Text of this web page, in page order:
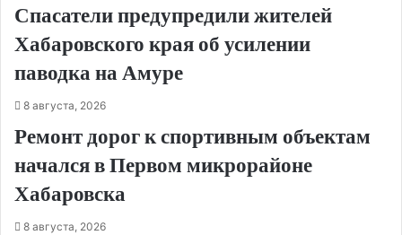
Спасатели предупредили жителей
Хабаровского края об усилении
паводка на Амуре
8 августа, 2026
Ремонт дорог к спортивным объектам
начался в Первом микрорайоне
Хабаровска
8 августа, 2026